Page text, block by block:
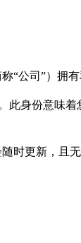
“公司”）拥有
此身份意味
时更新，且